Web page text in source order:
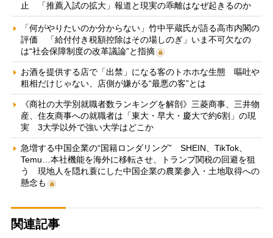
止 「推薦入試の拡大」報道と現実の乖離はなぜ起きるのか
「何がやりたいのか分からない」竹中平蔵氏が語る高市内閣の
評価 「給付付き税額控除はその場しのぎ」いま不可欠なの
は“社会保障制度の改革議論”と指摘
お酒を提供する店で「出禁」になる客のトホホな生態 嘔吐や
粗相だけじゃない、店側が嫌がる“最悪の客”とは
《商社の大学別就職者数ランキングを解剖》三菱商事、三井物
産、住友商事への就職者は「東大・早大・慶大で約6割」の現
実 3大学以外で強い大学はどこか
急増する中国企業の“国籍ロンダリング” SHEIN、TikTok、
Temu…本社機能を海外に移転させ、トランプ関税の回避を狙
う 現地人を隠れ蓑にした中国企業の農業参入・土地取得への
懸念も
関連記事